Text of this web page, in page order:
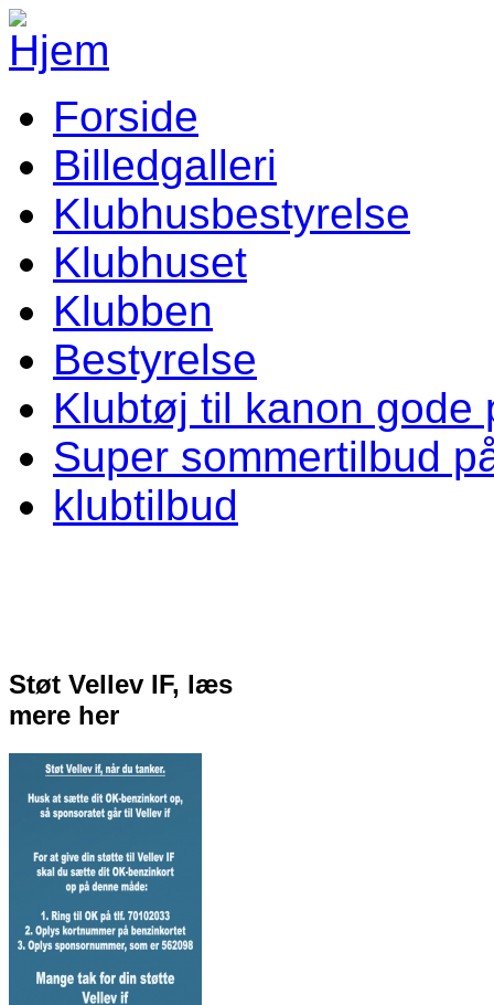
Gå til hovedindhold
Vellev IF Menu
Forside
Billedgalleri
Klubhusbestyrelse
Klubhuset
Klubben
Bestyrelse
Klubtøj til kanon gode
Super sommertilbud
klubtilbud
Støt Vellev IF, læs
mere her